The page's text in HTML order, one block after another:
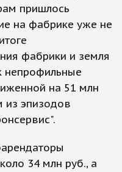
пришлось
на фабрике уже не
фабрики и земля
непрофильные
на 51 млн
из эпизодов
34 млн руб., а